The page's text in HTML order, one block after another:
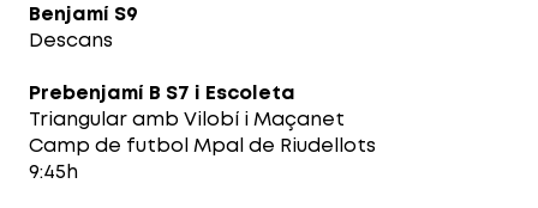
Benjamí S9
Descans
Prebenjamí B S7 i Escoleta
Triangular amb Vilobí i Maçanet
Camp de futbol Mpal de Riudellots
9:45h